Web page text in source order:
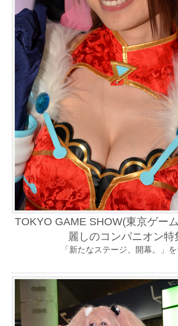
TOKYO GAME SHOW(東京ゲー
麗しのコンパニオン特
「新たなステージ、開幕。」